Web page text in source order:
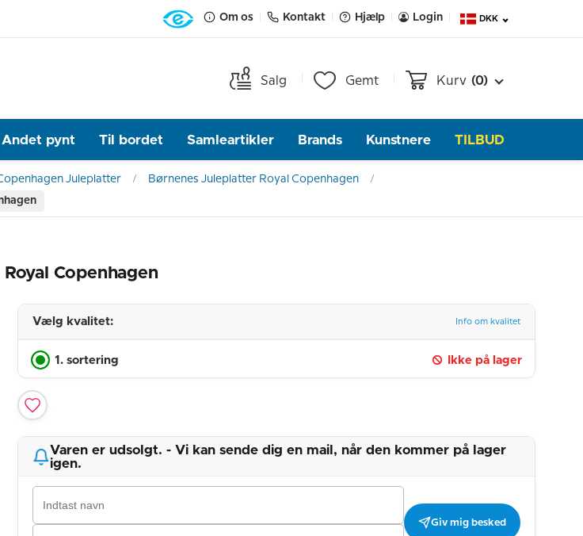
Om os Kontakt Hjælp Login DKK
Salg Gemt Kurv (0)
Andet pynt Til bordet Samleartikler Brands Kunstnere TILBUD
Juleplatter
Børnenes Juleplatter Royal Copenhagen
Copenhagen
Vælg kvalitet: Info om kvalitet
1. sortering Ikke på lager
Varen er udsolgt. - Vi kan sende dig en mail, når den kommer på lager
igen.
Giv mig besked